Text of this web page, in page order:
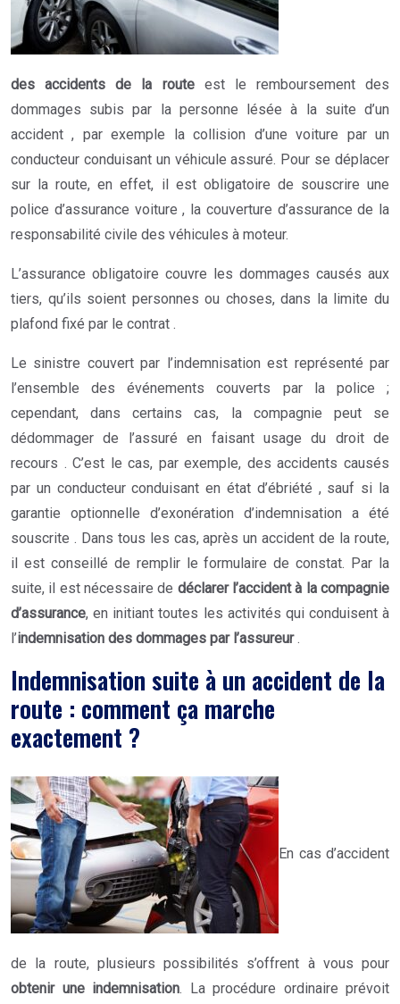
des accidents de la routeest le remboursement des
dommages subis par la personne lésée à la suite d’un
accident , par exemple la collision d’une voiture par un
conducteur conduisant un véhicule assuré. Pour se déplacer
sur la route, en effet, il est obligatoire de souscrire une
police d’assurance voiture , la couverture d’assurance de la
responsabilité civile des véhicules à moteur.
L’assurance obligatoire couvre les dommages causés aux
tiers, qu’ils soient personnes ou choses, dans la limite du
plafond fixé par le contrat .
Le sinistre couvert par l’indemnisation est représenté par
l’ensemble des événements couverts par la police ;
cependant, dans certains cas, la compagnie peut se
dédommager de l’assuré en faisant usage du droit de
recours . C’est le cas, par exemple, des accidents causés
par un conducteur conduisant en état d’ébriété , sauf si la
garantie optionnelle d’exonération d’indemnisation a été
souscrite . Dans tous les cas, après un accident de la route,
il est conseillé de remplir le formulaire de constat. Par la
suite, il est nécessaire de déclarer l’accident à la compagnie
d’assurance, en initiant toutes les activités qui conduisent à
l’indemnisation des dommages par l’assureur.
Indemnisation suite à un accident de la
route : comment ça marche
exactement ?
En cas d’accident
de la route, plusieurs possibilités s’offrent à vous pour
obtenir une indemnisation. La procédure ordinaire prévoit